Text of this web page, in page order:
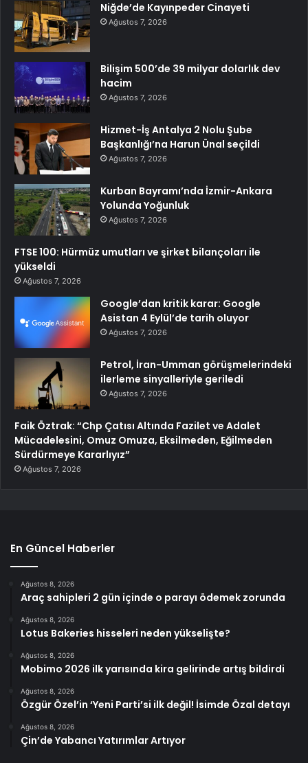
Niğde’de Kayınpeder Cinayeti
Ağustos 7, 2026
Bilişim 500’de 39 milyar dolarlık dev
hacim
Ağustos 7, 2026
Hizmet-İş Antalya 2 Nolu Şube
Başkanlığı’na Harun Ünal seçildi
Ağustos 7, 2026
Kurban Bayramı’nda İzmir-Ankara
Yolunda Yoğunluk
Ağustos 7, 2026
FTSE 100: Hürmüz umutları ve şirket bilançoları ile
yükseldi
Ağustos 7, 2026
Google’dan kritik karar: Google
Asistan 4 Eylül’de tarih oluyor
Ağustos 7, 2026
Petrol, İran-Umman görüşmelerindeki
ilerleme sinyalleriyle geriledi
Ağustos 7, 2026
Faik Öztrak: “Chp Çatısı Altında Fazilet ve Adalet
Mücadelesini, Omuz Omuza, Eksilmeden, Eğilmeden
Sürdürmeye Kararlıyız”
Ağustos 7, 2026
En Güncel Haberler
Ağustos 8, 2026
Araç sahipleri 2 gün içinde o parayı ödemek zorunda
Ağustos 8, 2026
Lotus Bakeries hisseleri neden yükselişte?
Ağustos 8, 2026
Mobimo 2026 ilk yarısında kira gelirinde artış bildirdi
Ağustos 8, 2026
Özgür Özel’in ‘Yeni Parti’si ilk değil! İsimde Özal detayı
Ağustos 8, 2026
Çin’de Yabancı Yatırımlar Artıyor